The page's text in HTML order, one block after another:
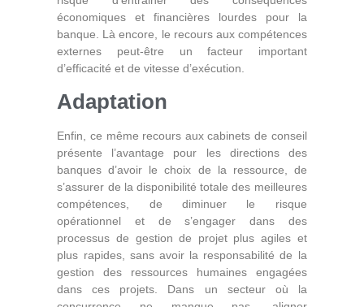
économiques et financières lourdes pour la
banque. Là encore, le recours aux compétences
externes peut-être un facteur important
d’efficacité et de vitesse d’exécution.
Adaptation
Enfin, ce même recours aux cabinets de conseil
présente l’avantage pour les directions des
banques d’avoir le choix de la ressource, de
s’assurer de la disponibilité totale des meilleures
compétences, de diminuer le risque
opérationnel et de s’engager dans des
processus de gestion de projet plus agiles et
plus rapides, sans avoir la responsabilité de la
gestion des ressources humaines engagées
dans ces projets. Dans un secteur où la